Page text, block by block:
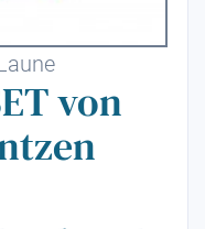
von